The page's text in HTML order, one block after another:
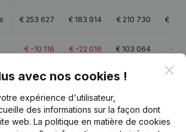
€ 253 627 € 183 914 € 210 730 €
€ -10 116 € -22 016 € 103 064 €
Foil Solutions
avec nos cookies !
expérience d'utilisateur,
des informations sur la façon dont
web. La politique en matière de cookies